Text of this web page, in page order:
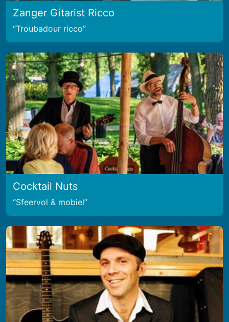
Zanger Gitarist Ricco
Troubadour ricco
Cocktail Nuts
Sfeervol & mobiel